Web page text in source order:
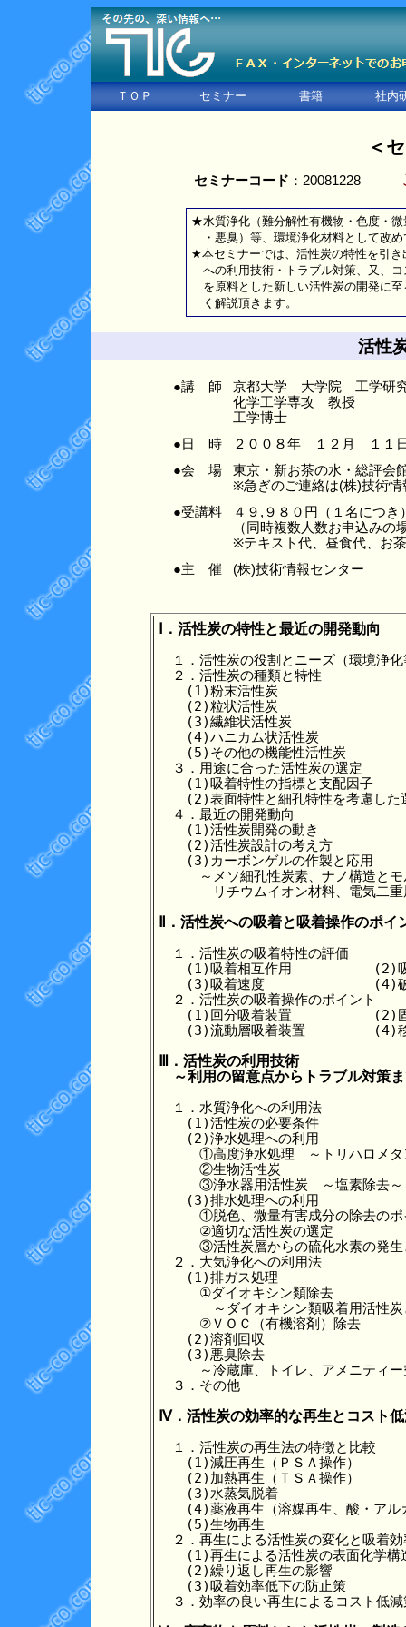
ＴＯＰ セミナー 書籍 社内
＜
セミナーコード ：20081228
★水質浄化（難分解性有機物・色度・
・悪臭）等、環境浄化材料として改
★本セミナーでは、活性炭の特性を引
への利用技術・トラブル対策、又、
を原料とした新しい活性炭の開発に
く解説頂きます。
活性
●講 師
京都大学 大学院 工学研
化学工学専攻 教授
工学博士
●日 時
２００８年 １２月 １１
●会 場
東京・新お茶の水・総評
※急ぎのご連絡は(株)技術情
●受講料
４９,９８０円（１名につき
（同時複数人数お申込みの
※テキスト代、昼食代、お
●主 催
(株)技術情報センター
Ⅰ．活性炭の特性と最近の開発動向
１．活性炭の役割とニーズ（環境浄化
２．活性炭の種類と特性
(1)粉末活性炭
(2)粒状活性炭
(3)繊維状活性炭
(4)ハニカム状活性炭
(5)その他の機能性活性炭
３．用途に合った活性炭の選定
(1)吸着特性の指標と支配因子
(2)表面特性と細孔特性を考慮した
４．最近の開発動向
(1)活性炭開発の動き
(2)活性炭設計の考え方
(3)カーボンゲルの作製と応用
～メソ細孔性炭素、ナノ構造とモ
リチウムイオン材料、電気二重層
Ⅱ．活性炭への吸着と吸着操作のポイ
１．活性炭の吸着特性の評価
(1)吸着相互作用　　　　　　(2)
(3)吸着速度　　　　　　　　(4)
２．活性炭の吸着操作のポイント
(1)回分吸着装置　　　　　　(2)
(3)流動層吸着装置　　　　　(4)
Ⅲ．活性炭の利用技術
～利用の留意点からトラブル対策
１．水質浄化への利用法
(1)活性炭の必要条件
(2)浄水処理への利用
①高度浄水処理　～トリハロメタ
②生物活性炭
③浄水器用活性炭　～塩素除去～
(3)排水処理への利用
①脱色、微量有害成分の除去のポ
②適切な活性炭の選定
③活性炭層からの硫化水素の発生
２．大気浄化への利用法
(1)排ガス処理
①ダイオキシン類除去
～ダイオキシン類吸着用活性炭と
②ＶＯＣ（有機溶剤）除去
(2)溶剤回収
(3)悪臭除去
～冷蔵庫、トイレ、アメニティー
３．その他
Ⅳ．活性炭の効率的な再生とコスト
１．活性炭の再生法の特徴と比較
(1)減圧再生（ＰＳＡ操作）
(2)加熱再生（ＴＳＡ操作）
(3)水蒸気脱着
(4)薬液再生（溶媒再生、酸・アル
(5)生物再生
２．再生による活性炭の変化と吸着
(1)再生による活性炭の表面化学構
(2)繰り返し再生の影響
(3)吸着効率低下の防止策
３．効率の良い再生によるコスト低減